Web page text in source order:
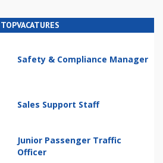
TOPVACATURES
Safety & Compliance Manager
Sales Support Staff
Junior Passenger Traffic
Officer